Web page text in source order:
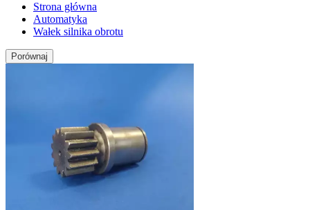
Strona główna
Automatyka
Wałek silnika obrotu
Porównaj